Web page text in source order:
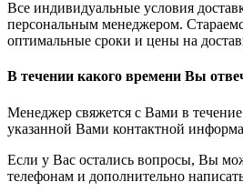
Все индивидуальные условия
персональным менеджером.
оптимальные сроки и цены на
В течении какого времени Вы
Менеджер свяжется с Вами в
указанной Вами контактной
Если у Вас остались вопросы, Вы
телефонам и дополнительно